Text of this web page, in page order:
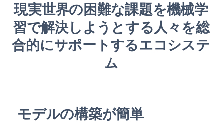
現実世界の困難な課題を機械学
習で解決しようとする人々を総
合的にサポートするエコシステ
ム
モデルの構築が簡単